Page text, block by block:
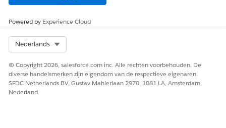
Powered by Experience Cloud
Nederlands
© Copyright 2026, salesforce.com inc. Alle rechten voorbehouden. De
diverse handelsmerken zijn eigendom van de respectieve eigenaren.
SFDC Netherlands BV, Gustav Mahlerlaan 2970, 1081 LA, Amsterdam,
Nederland